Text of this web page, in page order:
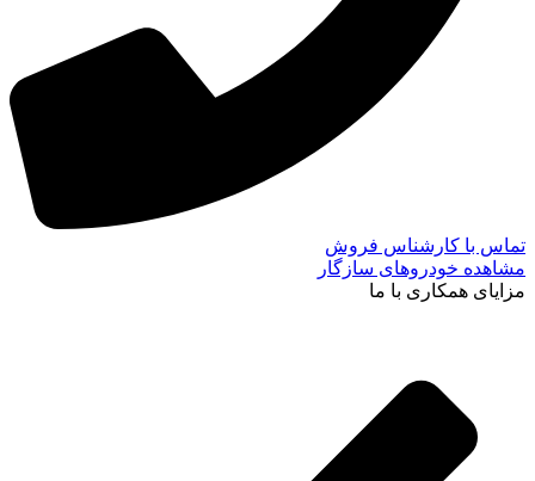
تماس با کارشناس فروش
مشاهده خودروهای سازگار
مزایای همکاری با ما